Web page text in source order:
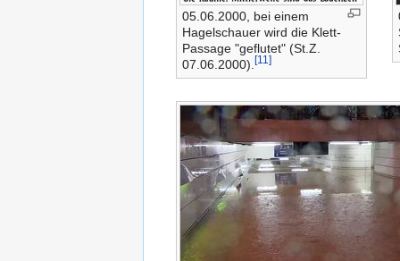
05.06.2000, bei einem
Hagel­schauer wird die Klett-
Passage "geflutet" (St.Z.
07.06.2000). [11]